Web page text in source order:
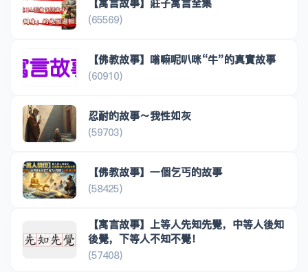
(65569)
【佛教故事】嗡嘛呢叭咪“牛”的真實故事
(60910)
忍耐的故事～我性如灰
(59703)
【佛教故事】一個乞丐的故事
(58425)
【寓言故事】上等人先知先覺，中等人後知
後覺，下等人不知不覺！
(57408)